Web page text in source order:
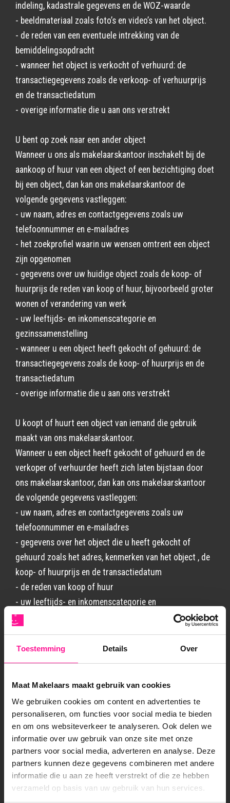
Toestemming Details Over
Maat Makelaars maakt gebruik van cookies
We gebruiken cookies om content en advertenties te
personaliseren, om functies voor social media te bieden
en om ons websiteverkeer te analyseren. Ook delen we
informatie over uw gebruik van onze site met onze
partners voor social media, adverteren en analyse. Deze
partners kunnen deze gegevens combineren met andere
informatie die u aan ze heeft verstrekt of die ze hebben
verzameld op basis van uw gebruik van hun services.
indeling, kadastrale gegevens en de WOZ-waarde
- beeldmateriaal zoals foto’s en video’s van het object.
- de reden van een eventuele intrekking van de
bemiddelingsopdracht
- wanneer het object is verkocht of verhuurd: de
transactiegegevens zoals de verkoop- of verhuurprijs
en de transactiedatum
- overige informatie die u aan ons verstrekt
U bent op zoek naar een ander object
Wanneer u ons als makelaarskantoor inschakelt bij de
aankoop of huur van een object of een bezichtiging doet
bij een object, dan kan ons makelaarskantoor de
volgende gegevens vastleggen:
- uw naam, adres en contactgegevens zoals uw
telefoonnummer en e-mailadres
- het zoekprofiel waarin uw wensen omtrent een object
zijn opgenomen
- gegevens over uw huidige object zoals de koop- of
huurprijs de reden van koop of huur, bijvoorbeeld groter
wonen of verandering van werk
- uw leeftijds- en inkomenscategorie en
gezinssamenstelling
- wanneer u een object heeft gekocht of gehuurd: de
transactiegegevens zoals de koop- of huurprijs en de
transactiedatum
- overige informatie die u aan ons verstrekt
U koopt of huurt een object van iemand die gebruik
maakt van ons makelaarskantoor.
Wanneer u een object heeft gekocht of gehuurd en de
verkoper of verhuurder heeft zich laten bijstaan door
ons makelaarskantoor, dan kan ons makelaarskantoor
de volgende gegevens vastleggen:
- uw naam, adres en contactgegevens zoals uw
telefoonnummer en e-mailadres
- gegevens over het object die u heeft gekocht of
gehuurd zoals het adres, kenmerken van het object , de
koop- of huurprijs en de transactiedatum
- de reden van koop of huur
- uw leeftijds- en inkomenscategorie en
gezinssamenstelling
- gegevens over uw oude object zoals de koop- of
huurprijs
- overige informatie die u aan ons verstrekt
Waar gebruikt ons makelaarskantoor deze gegevens
U verkoopt of verhuurt uw object of u bent op zoek
naar een ander object
Ons makelaarskantoor gebruikt uw gegevens om de